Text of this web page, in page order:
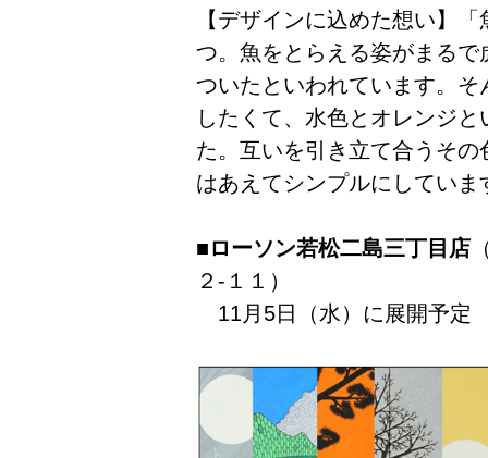
【デザインに込めた想い】
つ。魚をとらえる姿がまる
ついたといわれています。
したくて、水色とオレンジ
た。互いを引き立て合うそ
はあえてシンプルにしていま
■ローソン若松二島三丁目店
２‐１１）
11月5日（水）に展開予定